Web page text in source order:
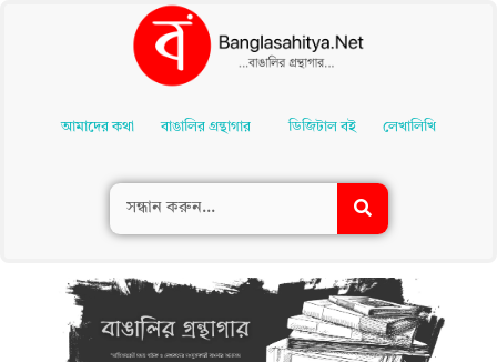
Contentআমাদের কথা বাঙালির গ্রন্থাগার ডিজিটাল বই লেখালিখি